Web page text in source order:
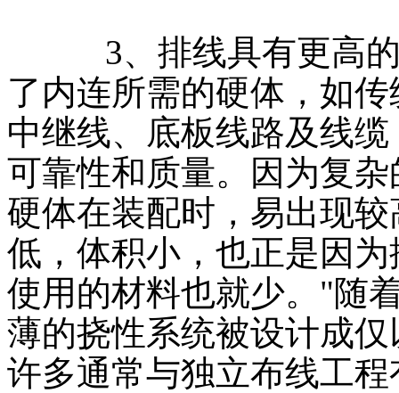
3、排线具有更高的
了内连所需的硬体，如
中继线、底板线路及线
可靠性和质量。因为复
硬体在装配时，易出现
低，体积小，也正是因
使用的材料也就少。"随
薄的挠性系统被设计成
许多通常与独立布线工